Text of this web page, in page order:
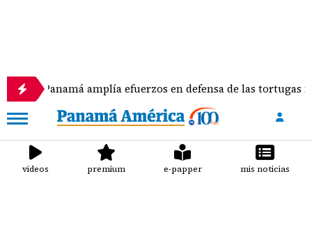
Panamá amplía efuerzos en defensa de las tortugas marinas
videos premium e-papper mis noticias